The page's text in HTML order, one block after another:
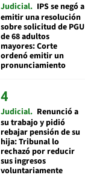
Judicial IPS se negó a
emitir una resolución
sobre solicitud de PGU
de 68 adultos
mayores: Corte
ordenó emitir un
pronunciamiento
Judicial Renunció a
su trabajo y pidió
rebajar pensión de su
hija: Tribunal lo
rechazó por reducir
sus ingresos
voluntariamente